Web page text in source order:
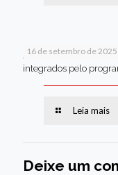
16 de setembro de 2025
Jaboatão lidera
integrados pelo
Leia mais
Deixe um